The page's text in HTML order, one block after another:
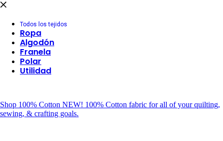
Todos los tejidos
Ropa
Algodón
Franela
Polar
Utilidad
Shop 100% Cotton NEW! 100% Cotton fabric for all of your quilting,
sewing, & crafting goals.